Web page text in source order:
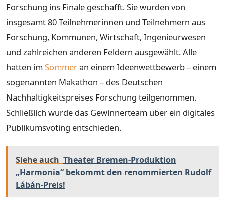
Forschung ins Finale geschafft. Sie wurden von
insgesamt 80 Teilnehmerinnen und Teilnehmern aus
Forschung, Kommunen, Wirtschaft, Ingenieurwesen
und zahlreichen anderen Feldern ausgewählt. Alle
hatten imSommeran einem Ideenwettbewerb – einem
sogenannten Makathon – des Deutschen
Nachhaltigkeitspreises Forschung teilgenommen.
Schließlich wurde das Gewinnerteam über ein digitales
Publikumsvoting entschieden.
Siehe auch Theater Bremen-Produktion
„Harmonia“ bekommt den renommierten Rudolf
Lábán-Preis!